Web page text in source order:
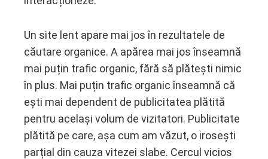
Un site lent apare mai jos în rezultatele de
căutare organice. A apărea mai jos înseamnă
mai puțin trafic organic, fără să plătești nimic
în plus. Mai puțin trafic organic înseamnă că
ești mai dependent de publicitatea plătită
pentru același volum de vizitatori. Publicitate
plătită pe care, așa cum am văzut, o irosești
parțial din cauza vitezei slabe. Cercul vicios